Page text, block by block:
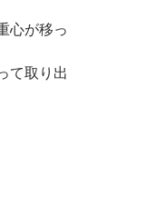
心が移っ
て取り出